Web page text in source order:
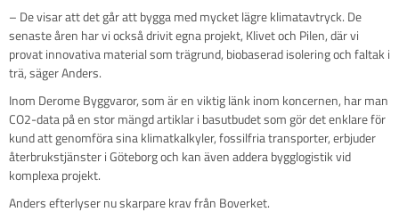
– De visar att det går att bygga med mycket lägre klimatavtryck. De
senaste åren har vi också drivit egna projekt, Klivet och Pilen, där vi
provat innovativa material som trägrund, biobaserad isolering och faltak i
trä, säger Anders.
Inom Derome Byggvaror, som är en viktig länk inom koncernen, har man
CO2-data på en stor mängd artiklar i basutbudet som gör det enklare för
kund att genomföra sina klimatkalkyler, fossilfria transporter, erbjuder
återbrukstjänster i Göteborg och kan även addera bygglogistik vid
komplexa projekt.
Anders efterlyser nu skarpare krav från Boverket.